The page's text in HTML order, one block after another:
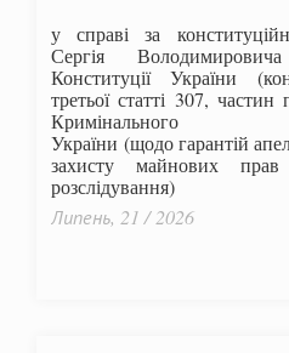
у справі за
Сергія
Конституції України
третьої статті 307, частин
Кримінального
України (щодо гарантій
захисту майнових прав
розслідування)
Липень, 21 / 2026